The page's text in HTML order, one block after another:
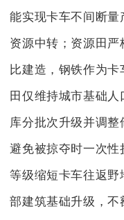
能实现卡车不间断量
资源中转；资源田
比建造，钢铁作为
田仅维持城市基础
库分批次升级并调
避免被掠夺时一次性
等级缩短卡车往返野
部建筑基础升级，